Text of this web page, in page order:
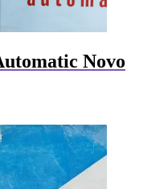
Novo